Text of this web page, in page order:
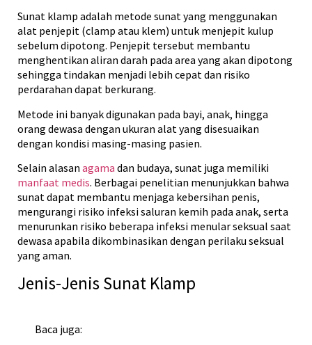
Sunat klamp adalah metode sunat yang menggunakan
alat penjepit (clamp atau klem) untuk menjepit kulup
sebelum dipotong. Penjepit tersebut membantu
menghentikan aliran darah pada area yang akan dipotong
sehingga tindakan menjadi lebih cepat dan risiko
perdarahan dapat berkurang.
Metode ini banyak digunakan pada bayi, anak, hingga
orang dewasa dengan ukuran alat yang disesuaikan
dengan kondisi masing-masing pasien.
Selain alasan agama dan budaya, sunat juga memiliki
manfaat medis. Berbagai penelitian menunjukkan bahwa
sunat dapat membantu menjaga kebersihan penis,
mengurangi risiko infeksi saluran kemih pada anak, serta
menurunkan risiko beberapa infeksi menular seksual saat
dewasa apabila dikombinasikan dengan perilaku seksual
yang aman.
Jenis-Jenis Sunat Klamp
Baca juga: